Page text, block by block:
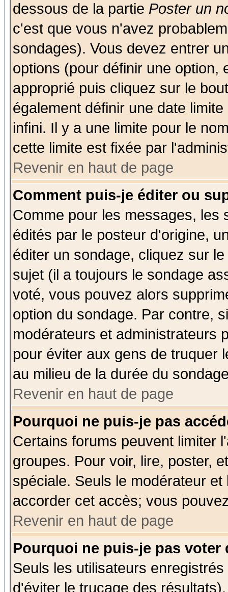
dessous de la partie Poster un
c'est que vous n'avez
sondages). Vous devez entrer
options (pour définir une option,
approprié puis cliquez sur le
également définir une date
infini. Il y a une limite pour le
cette limite est fixée par
Revenir en haut de page
Comment puis-je éditer ou
Comme pour les messages, les
édités par le posteur d'origine,
éditer un sondage, cliquez sur
sujet (il a toujours le sondage
voté, vous pouvez alors
option du sondage. Par contre,
modérateurs et administrateurs
pour éviter aux gens de truquer
au milieu de la durée du
Revenir en haut de page
Pourquoi ne puis-je pas
Certains forums peuvent limiter
groupes. Pour voir, lire, poster,
spéciale. Seuls le modérateur
accorder cet accès; vous
Revenir en haut de page
Pourquoi ne puis-je pas voter
Seuls les utilisateurs
d'éviter le trucage des